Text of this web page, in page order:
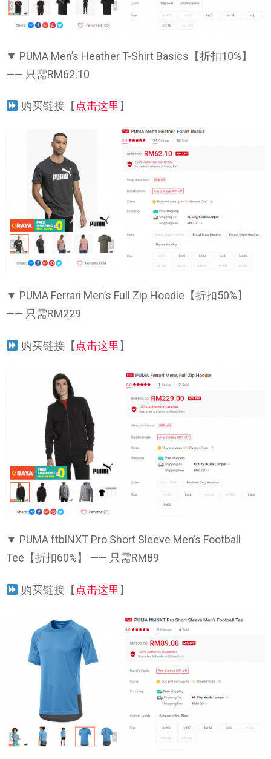
▼ PUMA Men’s Heather T-Shirt Basics【折扣10%】
—— 只需RM62.10
购买链接【 点击这里 】
▼ PUMA Ferrari Men’s Full Zip Hoodie【折扣50%】
—— 只需RM229
购买链接【点击这里】
▼ PUMA ftblNXT Pro Short Sleeve Men’s Football
Tee【折扣60%】 —— 只需RM89
购买链接【 点击这里 】